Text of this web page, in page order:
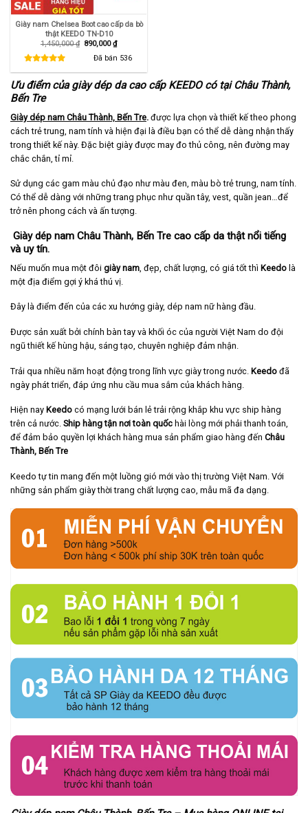
Giày nam Chelsea Boot cao cấp da bò
thật KEEDO TN-D10
1,450,000₫ Giá
1,450,000 ₫.
890,000₫Giá
hiện
tại
là:
890,000 ₫.
Đã bán 536
Ưu điểm của giày dép da cao cấp KEEDO có tại Châu Thành,
Bến Tre
Giày dép nam Châu Thành, Bến Tre. được lựa chọn và thiết kế theo phong
cách trẻ trung, nam tính và hiện đại là điều bạn có thể dễ dàng nhận thấy
trong thiết kế này. Đặc biệt giày được may đo thủ công, nên đường may
chắc chắn, tỉ mỉ.
Sử dụng các gam màu chủ đạo như màu đen, màu bò trẻ trung, nam tính.
Có thể dễ dàng với những trang phục như quần tây, vest, quần jean…để
trở nên phong cách và ấn tượng.
Giày dép nam Châu Thành, Bến Tre cao cấp da thật nổi tiếng
và uy tín.
Nếu muốn mua một đôi giày nam , đẹp, chất lượng, có giá tốt thì Keedo là
một địa điểm gợi ý khá thú vị.
Đây là điểm đến của các xu hướng giày, dép nam nữ hàng đầu.
Được sản xuất bởi chính bàn tay và khối óc của người Việt Nam do đội
ngũ thiết kế hùng hậu, sáng tạo, chuyên nghiệp đảm nhận.
Trải qua nhiều năm hoạt động trong lĩnh vực giày trong nước. Keedo đã
ngày phát triển, đáp ứng nhu cầu mua sắm của khách hàng.
Hiện nay Keedo có mạng lưới bán lẻ trải rộng khắp khu vực ship hàng
trên cả nước. Ship hàng tận nơi toàn quốc hài lòng mới phải thanh toán,
để đảm bảo quyền lợi khách hàng mua sản phẩm giao hàng đến Châu
Thành, Bến Tre
Keedo tự tin mang đến một luồng gió mới vào thị trường Việt Nam. Với
những sản phẩm giày thời trang chất lượng cao, mẫu mã đa dạng.